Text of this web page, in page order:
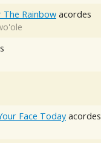
The Rainbow acordes
Face Today acordes